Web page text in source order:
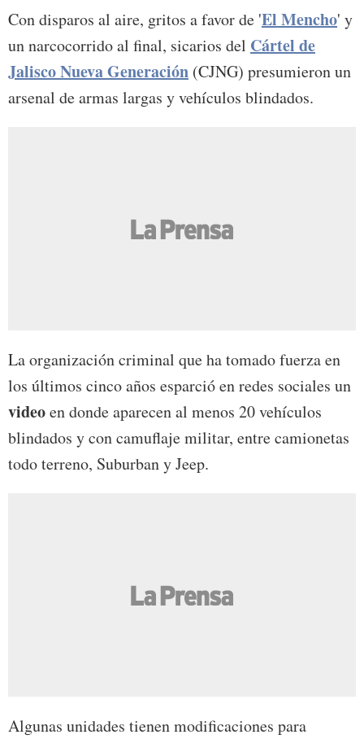
Con disparos al aire, gritos a favor de 'El Mencho' y
un narcocorrido al final, sicarios del Cártel de
Jalisco Nueva Generación (CJNG) presumieron un
arsenal de armas largas y vehículos blindados.
La organización criminal que ha tomado fuerza en
los últimos cinco años esparció en redes sociales un
videoen donde aparecen al menos 20 vehículos
blindados y con camuflaje militar, entre camionetas
todo terreno, Suburban y Jeep.
Algunas unidades tienen modificaciones para